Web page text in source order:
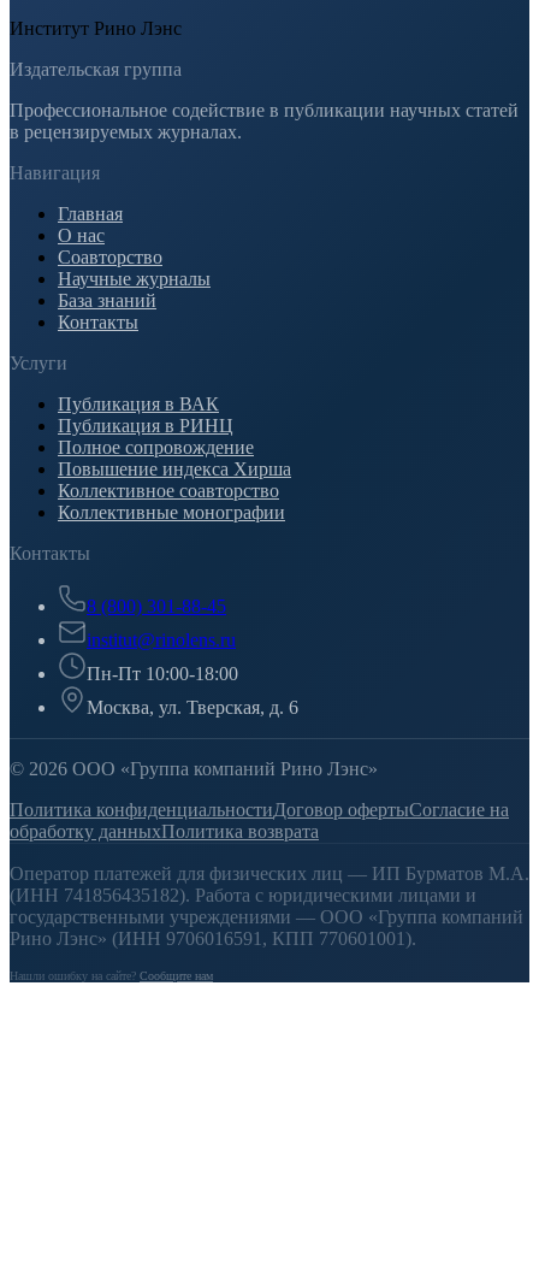
Институт Рино Лэнс
Издательская группа
Профессиональное содействие в публикации научных статей
в рецензируемых журналах.
Навигация
Главная
О нас
Соавторство
Научные журналы
База знаний
Контакты
Услуги
Публикация в ВАК
Публикация в РИНЦ
Полное сопровождение
Повышение индекса Хирша
Коллективное соавторство
Коллективные монографии
Контакты
8 (800) 301-88-45
institut@rinolens.ru
Пн-Пт 10:00-18:00
Москва, ул. Тверская, д. 6
© 2026 ООО «Группа компаний Рино Лэнс»
Политика конфиденциальностиДоговор офертыСогласие на
обработку данныхПолитика возврата
Оператор платежей для физических лиц — ИП Бурматов М.А.
(ИНН 741856435182). Работа с юридическими лицами и
государственными учреждениями — ООО «Группа компаний
Рино Лэнс» (ИНН 9706016591, КПП 770601001).
Нашли ошибку на сайте? Сообщите нам